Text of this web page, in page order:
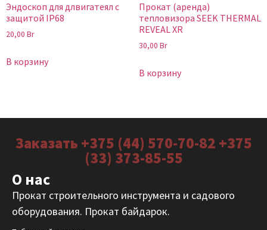
Эндоскоп для длвигатеял с
защитой IP68
20,00 Br
В корзину
Прокат (аренда)
тепловизора SEEK THERMAL
REVEAL XR
30,00 Br
В корзину
Заказать +375 (44) 570-70-82 +375
(33) 373-85-55
О нас
Прокат строительного инструмента и садового
оборудования. Прокат байдарок.